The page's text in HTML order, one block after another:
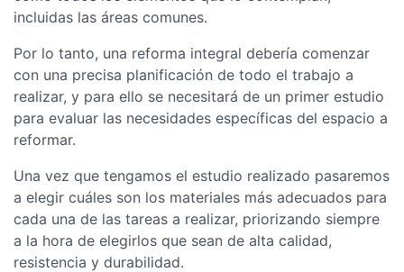
incluidas las áreas comunes.
Por lo tanto, una reforma integral debería comenzar
con una precisa planificación de todo el trabajo a
realizar, y para ello se necesitará de un primer estudio
para evaluar las necesidades específicas del espacio a
reformar.
Una vez que tengamos el estudio realizado pasaremos
a elegir cuáles son los materiales más adecuados para
cada una de las tareas a realizar, priorizando siempre
a la hora de elegirlos que sean de alta calidad,
resistencia y durabilidad.